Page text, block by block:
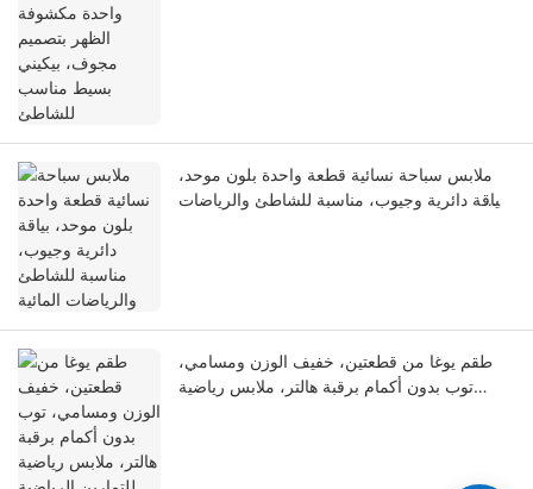
ملابس سباحة نسائية قطعة واحدة بلون موحد،
بياقة دائرية وجيوب، مناسبة للشاطئ والرياضات
طقم يوغا من قطعتين، خفيف الوزن ومسامي،
توب بدون أكمام برقبة هالتر، ملابس رياضية